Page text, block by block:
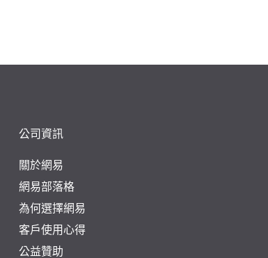
公司資訊
關於網易
網易部落格
為何選擇網易
客戶使用心得
公益贊助